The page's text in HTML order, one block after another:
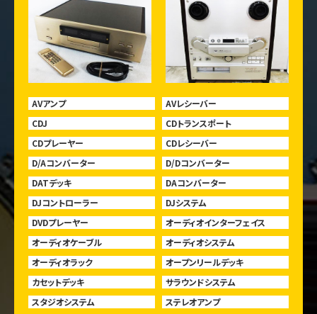
AVアンプ
AVレシーバー
CDJ
CDトランスポート
CDプレーヤー
CDレシーバー
D/Aコンバーター
D/Dコンバーター
DATデッキ
DAコンバーター
DJコントローラー
DJシステム
DVDプレーヤー
オーディオインターフェイス
オーディオケーブル
オーディオシステム
オーディオラック
オープンリールデッキ
カセットデッキ
サラウンドシステム
スタジオシステム
ステレオアンプ